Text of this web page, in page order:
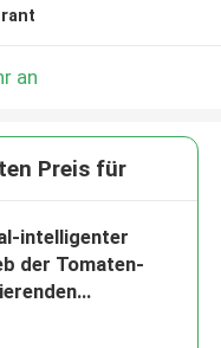
an
Preis für
intelligenter
der Tomaten-